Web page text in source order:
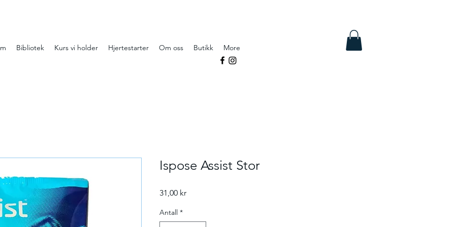
Bibliotek Kurs vi holder Hjertestarter Om oss Butikk More
Ispose Assist Stor
31,00 krPris
Antall *